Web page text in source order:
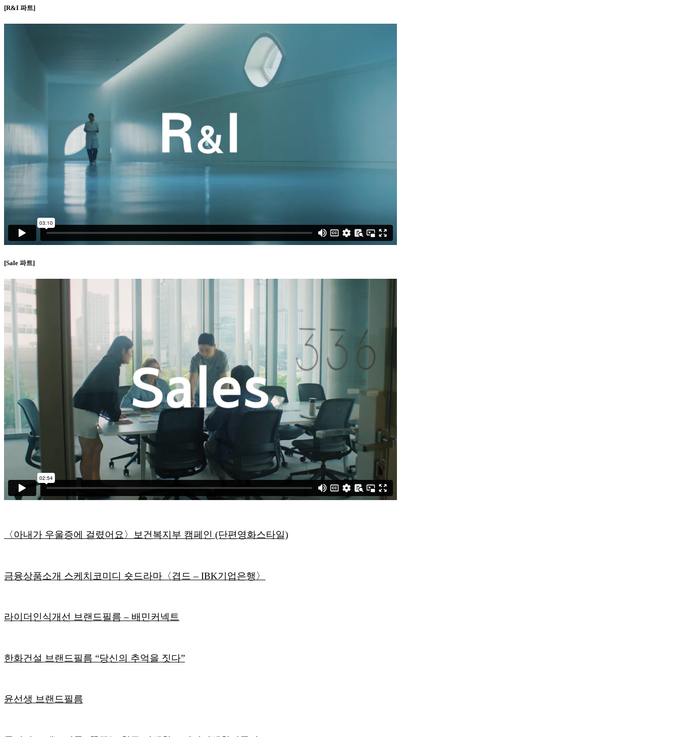
[R&I 파트]
[Sale 파트]
〈아내가 우울증에 걸렸어요〉보건복지부 캠페인 (단편영화스타일)
금융상품소개 스케치코미디 숏드라마〈겹드 – IBK기업은행〉
라이더인식개선 브랜드필름 – 배민커넥트
한화건설 브랜드필름 “당신의 추억을 짓다”
윤선생 브랜드필름